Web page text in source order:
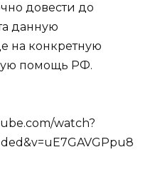
довести до
данную
на конкретную
помощь РФ.
watch?